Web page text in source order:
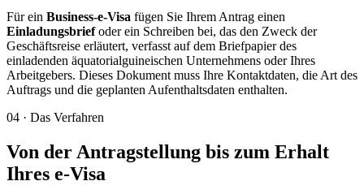
Für ein Business-e-Visa fügen Sie Ihrem Antrag einen
Einladungsbriefoder ein Schreiben bei, das den Zweck der
Geschäftsreise erläutert, verfasst auf dem Briefpapier des
einladenden äquatorialguineischen Unternehmens oder Ihres
Arbeitgebers. Dieses Dokument muss Ihre Kontaktdaten, die Art des
Auftrags und die geplanten Aufenthaltsdaten enthalten.
04 · Das Verfahren
Von der Antragstellung bis zum Erhalt
Ihres e-Visa